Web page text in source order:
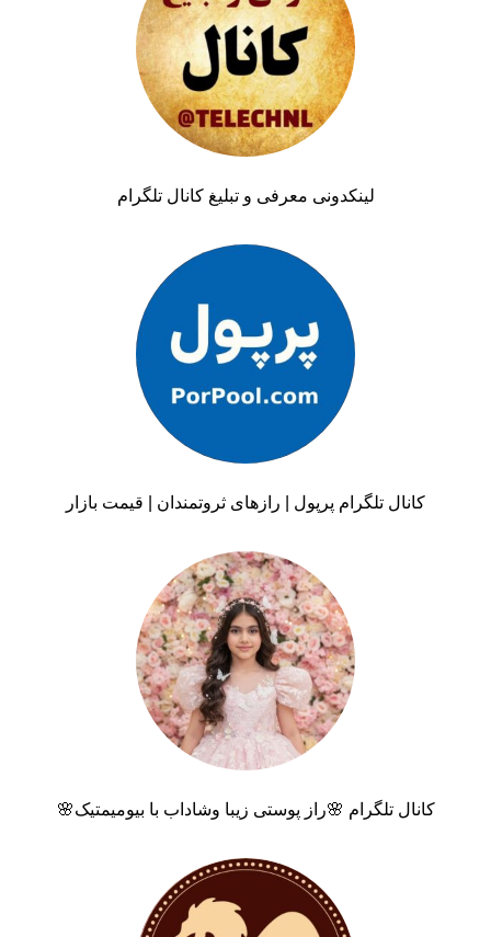
لینکدونی معرفی و تبلیغ کانال تلگرام
کانال تلگرام پرپول | رازهای ثروتمندان | قیمت بازار
کانال تلگرام 🌸راز پوستی زیبا وشاداب با بیومیمتیک🌸